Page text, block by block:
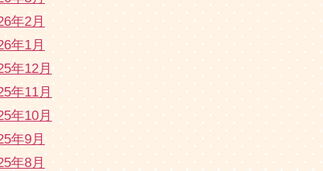
年2月
年1月
年12月
年11月
年10月
年9月
年8月